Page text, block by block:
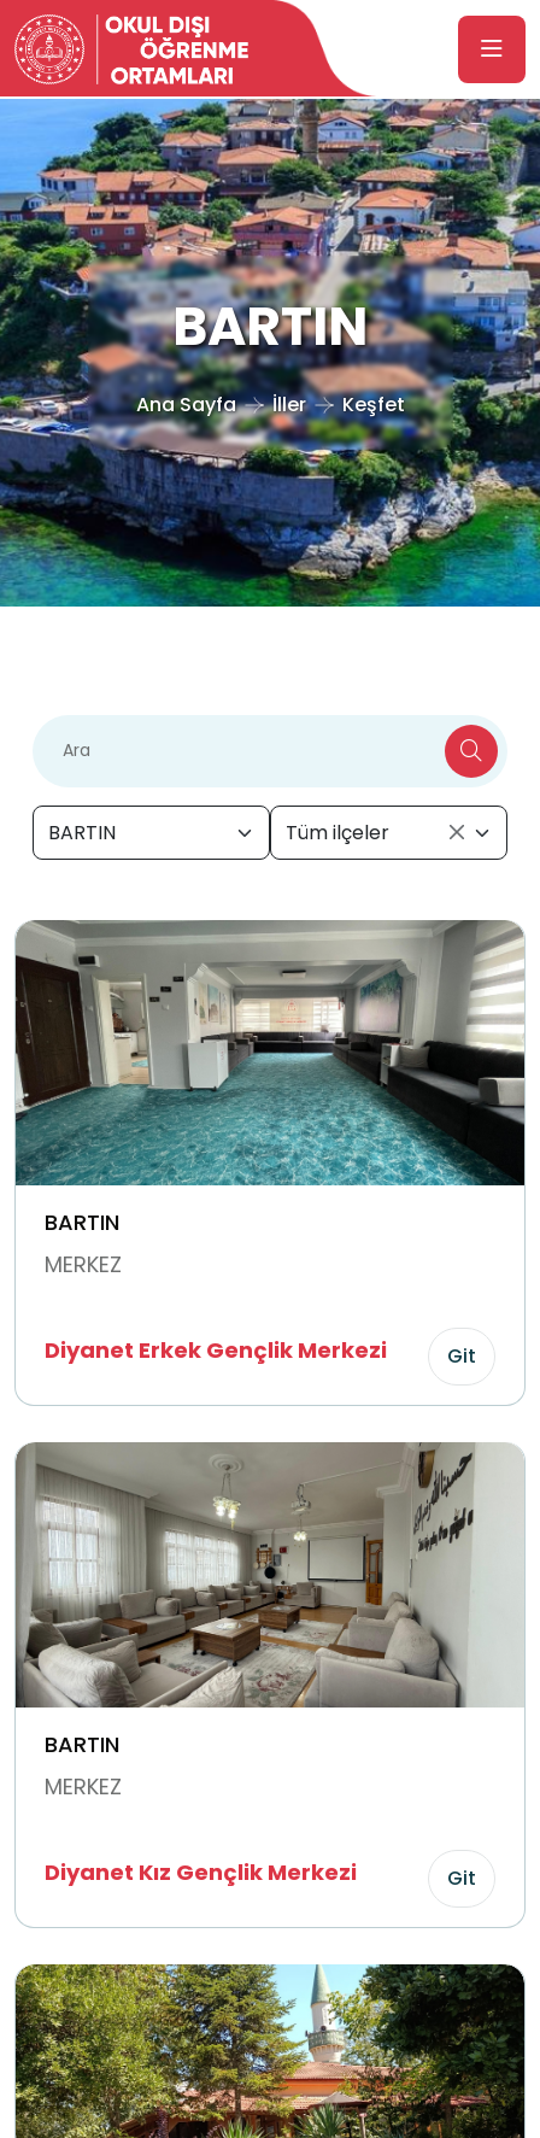
BARTIN
Ana Sayfa İller Keşfet
BARTIN Tüm ilçeler
BARTIN
MERKEZ
Diyanet Erkek Gençlik Merkezi Git
BARTIN
MERKEZ
Diyanet Kız Gençlik Merkezi Git